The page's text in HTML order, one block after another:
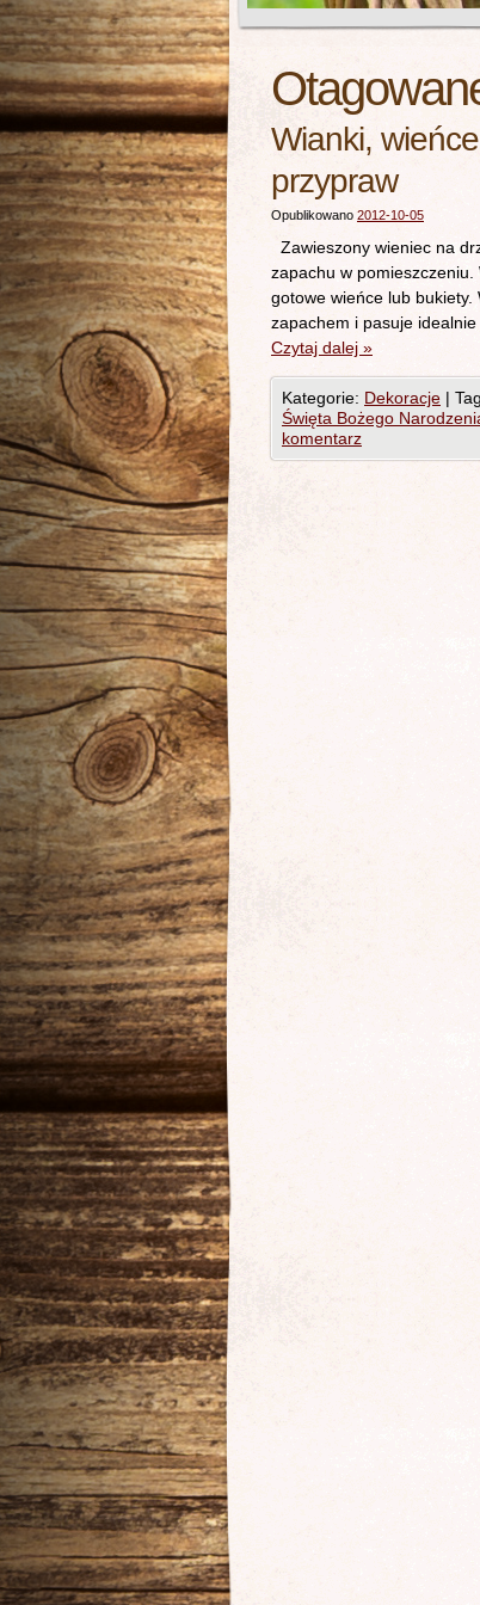
Wianki,
przypraw
Opublikowano 2012-10-05
Zawieszony wieniec na
zapachu w
gotowe wieńce lub
zapachem i pasuje idealnie
Czytaj dalej »
Kategorie: Dekoracje |
Święta Bożego
komentarz